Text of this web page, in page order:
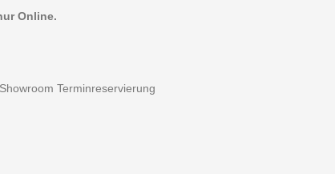
Online.
Terminreservierung